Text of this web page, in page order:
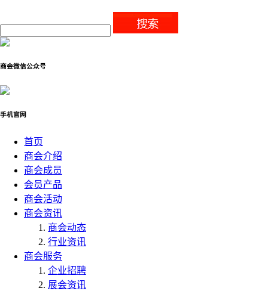
商会微信公众号
手机官网
首页
商会介绍
商会成员
会员产品
商会活动
商会资讯
商会动态
行业资讯
商会服务
企业招聘
展会资讯